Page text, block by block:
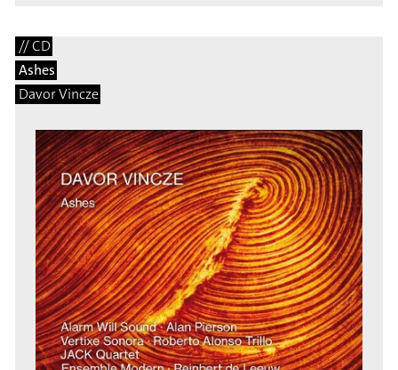
// CD
Ashes
Davor Vincze